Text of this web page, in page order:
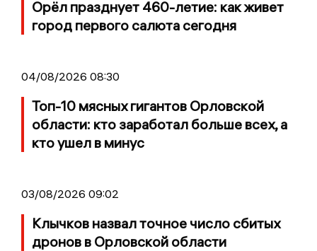
Орёл празднует 460-летие: как живет
город первого салюта сегодня
04/08/2026 08:30
Топ-10 мясных гигантов Орловской
области: кто заработал больше всех, а
кто ушел в минус
03/08/2026 09:02
Клычков назвал точное число сбитых
дронов в Орловской области